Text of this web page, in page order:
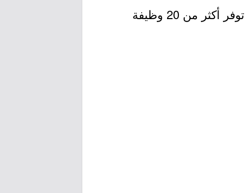
) توفر أكثر من 20 وظيفة